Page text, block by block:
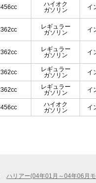
ハイオク
ガソリン
イ
レギュラー
ガソリン
イ
レギュラー
ガソリン
イ
レギュラー
ガソリン
イ
レギュラー
ガソリン
イ
ハイオク
ガソリン
イ
ハリアー(04年01月～04年06月